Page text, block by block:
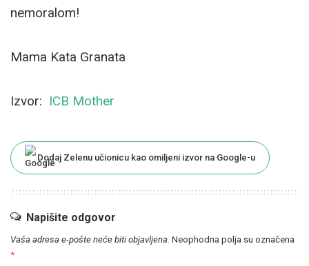
nemoralom!
Mama Kata Granata
Izvor: ICB Mother
Dodaj Zelenu učionicu kao omiljeni izvor na Google-u
Napišite odgovor
Vaša adresa e-pošte neće biti objavljena. Neophodna polja su označena
*